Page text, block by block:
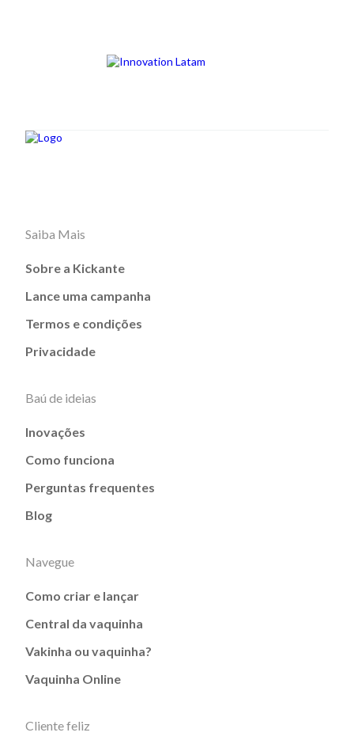
Saiba Mais
Sobre a Kickante
Lance uma campanha
Termos e condições
Privacidade
Baú de ideias
Inovações
Como funciona
Perguntas frequentes
Blog
Navegue
Como criar e lançar
Central da vaquinha
Vakinha ou vaquinha?
Vaquinha Online
Cliente feliz